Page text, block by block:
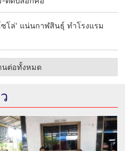
โล่' แน่นกาฬสินธุ์ ทำโรงแรม
นต่อทั้งหมด